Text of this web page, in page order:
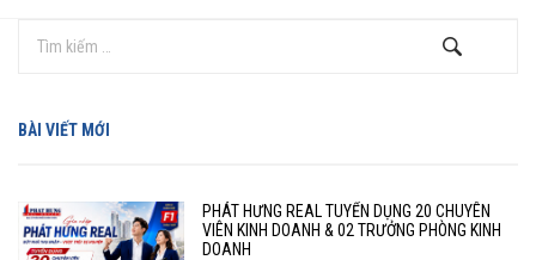
BÀI VIẾT MỚI
PHÁT HƯNG REAL TUYỂN DỤNG 20 CHUYÊN
VIÊN KINH DOANH & 02 TRƯỞNG PHÒNG KINH
DOANH